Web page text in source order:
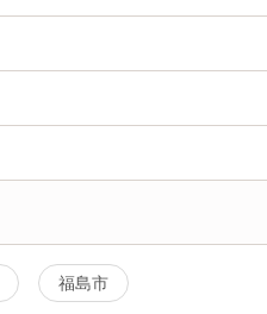
福島市